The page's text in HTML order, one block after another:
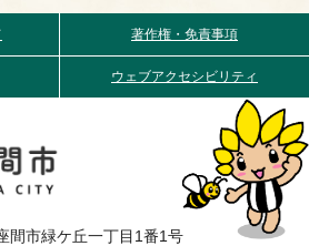
著作権・免責事項
ウェブアクセシビリティ
市緑ケ丘一丁目1番1号